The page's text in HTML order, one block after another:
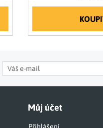
Můj účet
Přihlášení